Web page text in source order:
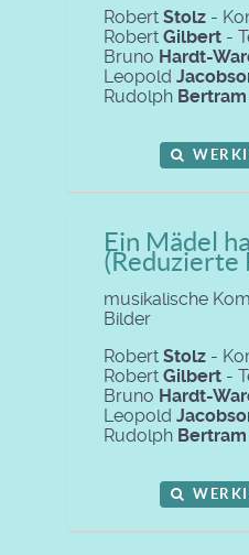
Robert Stolz -
Robert Gilbert -
Bruno Hardt-
Leopold
Rudolph Bertram
Ein Mädel
(Reduzierte
musikalische
Bilder
Robert Stolz -
Robert Gilbert -
Bruno Hardt-
Leopold
Rudolph Bertram